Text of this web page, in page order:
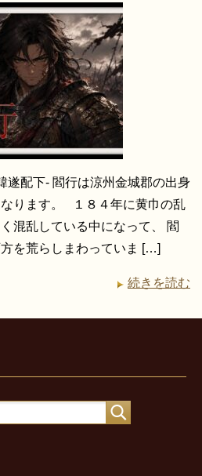
遂配下- 閻行は涼州金城郡の出身
ります。 １８４年に黄巾の乱
混乱している中になって、 閻
を荒らしまわっていま […]
続きを読む